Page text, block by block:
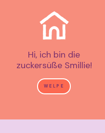
Hi, ich bin die
zuckersüße Smillie!
WELPE